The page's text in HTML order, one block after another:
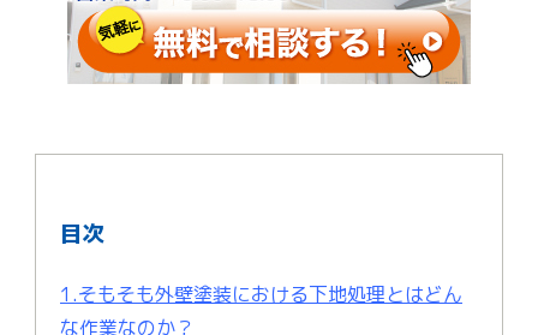
目次
1.そもそも外壁塗装における下地処理とはどん
な作業なのか？